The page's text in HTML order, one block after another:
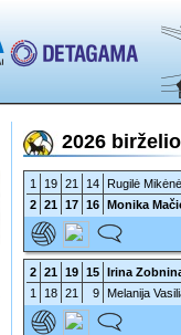
2026
1 19 21 14 Rugilė
2 21 17 16 Monika
2 21 19 15 Irina
1
18 21 9 Melanija